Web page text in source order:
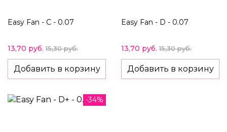
Easy Fan - C - 0.07
13,70 руб. 15,30 руб.
Добавить в корзину
Easy Fan - D - 0.07
13,70 руб. 15,30 руб.
Добавить в корзину
-34%